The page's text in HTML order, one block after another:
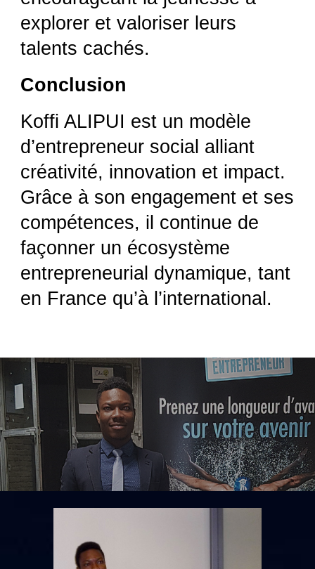
explorer et valoriser leurs
talents cachés.
Conclusion
Koffi ALIPUI est un modèle
d’entrepreneur social alliant
créativité, innovation et impact.
Grâce à son engagement et ses
compétences, il continue de
façonner un écosystème
entrepreneurial dynamique, tant
en France qu’à l’international.